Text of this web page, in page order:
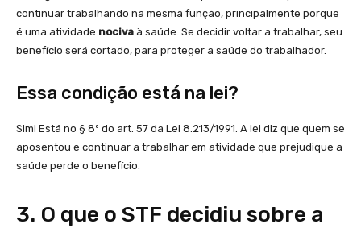
continuar trabalhando na mesma função, principalmente porque
é uma atividade nociva à saúde. Se decidir voltar a trabalhar, seu
benefício será cortado, para proteger a saúde do trabalhador.
Essa condição está na lei?
Sim! Está no § 8º do art. 57 da Lei 8.213/1991. A lei diz que quem se
aposentou e continuar a trabalhar em atividade que prejudique a
saúde perde o benefício.
3. O que o STF decidiu sobre a